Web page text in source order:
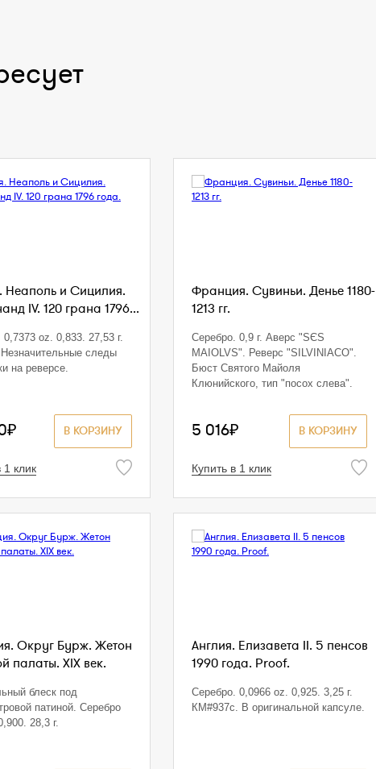
Неаполь и Сицилия.
IV. 120 грана 1796...
oz. 0,833. 27,53 г.
следы
на реверсе.
В КОРЗИНУ
1 клик
Франция. Сувиньи. Денье 1180-
1213 гг.
Серебро. 0,9 г. Аверс "SЄS
MAIOLVS". Реверс "SILVINIACO".
Бюст Святого Майоля
Клюнийского, тип "посох слева".
В КОРЗИНУ
5 016₽
Купить в 1 клик
Округ Бурж. Жетон
палаты. XIX век.
блеск под
патиной. Серебро
28,3 г.
Англия. Елизавета II. 5 пенсов
1990 года. Proof.
Серебро. 0,0966 oz. 0,925. 3,25 г.
КМ#937с. В оригинальной капсуле.